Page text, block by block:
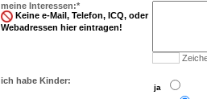
meine Interessen:*
Keine e-Mail, Telefon, ICQ, oder
Webadressen hier eintragen!
ich habe Kinder:
ja